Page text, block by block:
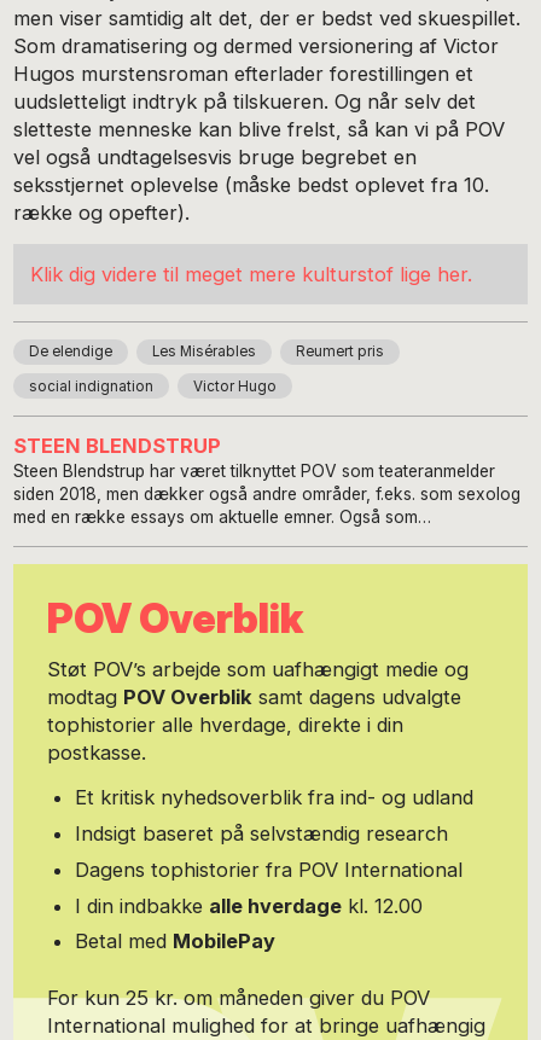
men viser samtidig alt det, der er bedst ved skuespillet.
Som dramatisering og dermed versionering af Victor
Hugos murstensroman efterlader forestillingen et
uudsletteligt indtryk på tilskueren. Og når selv det
sletteste menneske kan blive frelst, så kan vi på POV
vel også undtagelsesvis bruge begrebet en
seksstjernet oplevelse (måske bedst oplevet fra 10.
række og opefter).
Klik dig videre til meget mere kulturstof lige her.
De elendige Les Misérables Reumert pris
social indignation Victor Hugo
STEEN BLENDSTRUP
Steen Blendstrup har været tilknyttet POV som teateranmelder
siden 2018, men dækker også andre områder, f.eks. som sexolog
med en række essays om aktuelle emner. Også som
pressemeddelelser og endog manuskript til en reklamefilm for
du læse mere om på www.flirtmedlivet.dk.
POV Overblik
Støt POV’s arbejde som uafhængigt medie og
modtag POV Overbliksamt dagens udvalgte
tophistorier alle hverdage, direkte i din
postkasse.
Et kritisk nyhedsoverblik fra ind- og udland
Indsigt baseret på selvstændig research
Dagens tophistorier fra POV International
I din indbakke alle hverdage kl. 12.00
Betal med MobilePay
For kun 25 kr. om måneden giver du POV
International mulighed for at bringe uafhængig